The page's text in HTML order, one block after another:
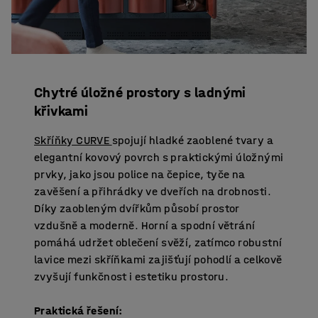
Chytré úložné prostory s ladnými
křivkami
Skříňky CURVE spojují hladké zaoblené tvary a
elegantní kovový povrch s praktickými úložnými
prvky, jako jsou police na čepice, tyče na
zavěšení a přihrádky ve dveřích na drobnosti.
Díky zaobleným dvířkům působí prostor
vzdušně a moderně. Horní a spodní větrání
pomáhá udržet oblečení svěží, zatímco robustní
lavice mezi skříňkami zajišťují pohodlí a celkově
zvyšují funkčnost i estetiku prostoru.
Praktická řešení: